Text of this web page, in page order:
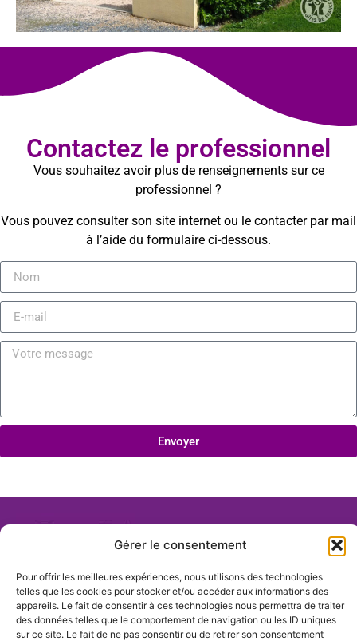
Gérer le consentement
Pour offrir les meilleures expériences, nous utilisons des technologies
telles que les cookies pour stocker et/ou accéder aux informations des
appareils. Le fait de consentir à ces technologies nous permettra de traiter
des données telles que le comportement de navigation ou les ID uniques
sur ce site. Le fait de ne pas consentir ou de retirer son consentement
Contactez le professionnel
Vous souhaitez avoir plus de renseignements sur ce
professionnel ?
Vous pouvez consulter son site internet ou le contacter par mail
à l’aide du formulaire ci-dessous.
Envoyer